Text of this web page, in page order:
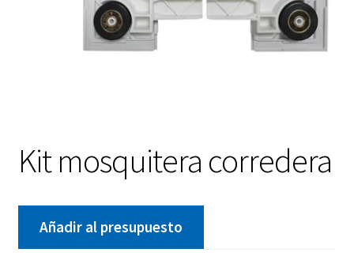
Kit mosquitera corredera
Añadir al presupuesto